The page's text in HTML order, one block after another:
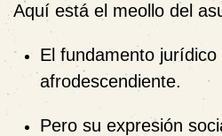
Aquí está el meollo del
El fundamento
afrodescendiente.
Pero su expresión